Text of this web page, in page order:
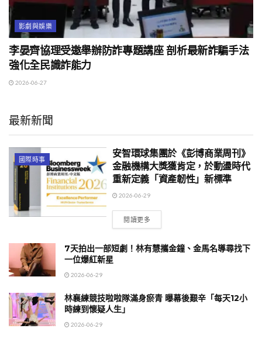
影劇與娛樂
李晏齊協理受邀舉辦防詐專題講座 剖析最新詐騙手法
強化全民識詐能力
2026-06-27
最新新聞
國際時事
安智環球集團於《彭博商業周刊》
金融機構大獎獲肯定，於動盪時代
重新定義「資產韌性」新標準
2026-06-29
閱讀更多
7天拍出一部短劇！林有慧攜金鐘、金馬名導尋找下
一位爆紅新星
2026-06-29
林襄練競技啦啦隊滿身瘀青 曝幕後艱辛「每天12小
時練到懷疑人生」
2026-06-29